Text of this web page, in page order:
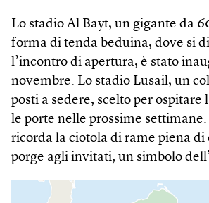
Lo stadio Al Bayt, un gigante da
forma di tenda beduina, dove si
l’incontro di apertura, è stato
novembre. Lo stadio Lusail, un
posti a sedere, scelto per ospitare
le porte nelle prossime
ricorda la ciotola di rame piena di
porge agli invitati, un simbolo